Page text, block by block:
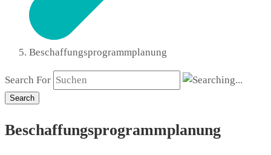
Beschaffungsprogrammplanung
Search For
Search
Beschaffungsprogrammplanung